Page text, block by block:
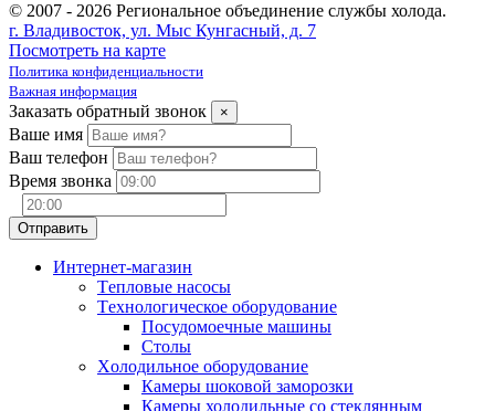
© 2007 - 2026 Региональное объединение службы холода.
г. Владивосток, ул. Мыс Кунгасный, д. 7
Посмотреть на карте
Политика конфиденциальности
Важная информация
Заказать обратный звонок ×
Ваше имя
Ваш телефон
Время звонка
Интернет-магазин
Tепловые насосы
Tехнологическое оборудование
Посудомоечные машины
Столы
Xолодильное оборудование
Камеры шоковой заморозки
Камеры холодильные со стеклянным